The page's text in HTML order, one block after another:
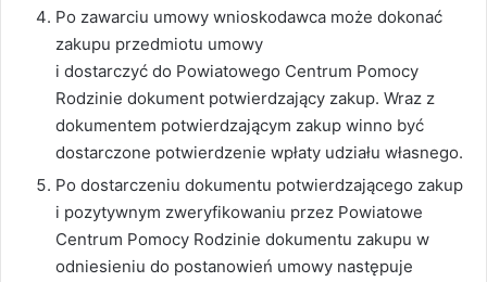
Po zawarciu umowy wnioskodawca może dokonać
zakupu przedmiotu umowy
i dostarczyć do Powiatowego Centrum Pomocy
Rodzinie dokument potwierdzający zakup. Wraz z
dokumentem potwierdzającym zakup winno być
dostarczone potwierdzenie wpłaty udziału własnego.
Po dostarczeniu dokumentu potwierdzającego zakup
i pozytywnym zweryfikowaniu przez Powiatowe
Centrum Pomocy Rodzinie dokumentu zakupu w
odniesieniu do postanowień umowy następuje